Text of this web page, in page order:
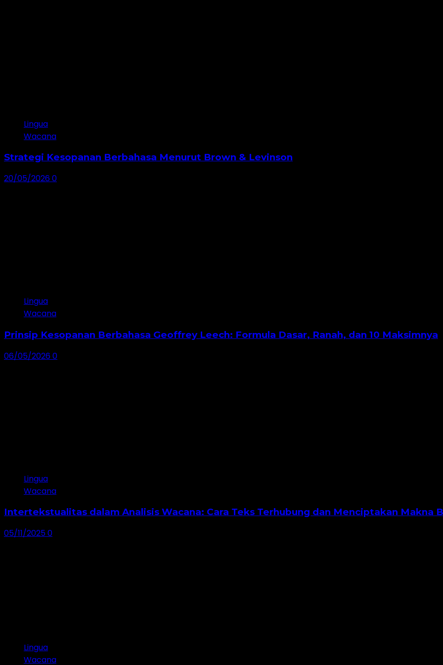
Lingua
Wacana
Strategi Kesopanan Berbahasa Menurut Brown & Levinson
20/05/20260
Lingua
Wacana
Prinsip Kesopanan Berbahasa Geoffrey Leech: Formula Dasar, Ranah, dan 10 Maksimnya
06/05/20260
Lingua
Wacana
Intertekstualitas dalam Analisis Wacana: Cara Teks Terhubung dan Menciptakan Makna
05/11/20250
Lingua
Wacana